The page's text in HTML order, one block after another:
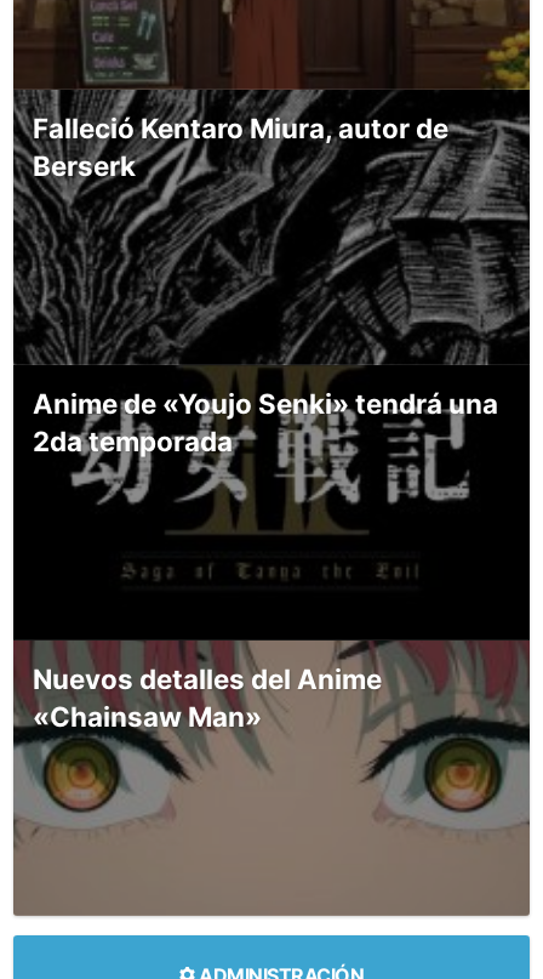
Falleció Kentaro Miura, autor de
Berserk
Anime de «Youjo Senki» tendrá una
2da temporada
Nuevos detalles del Anime
«Chainsaw Man»